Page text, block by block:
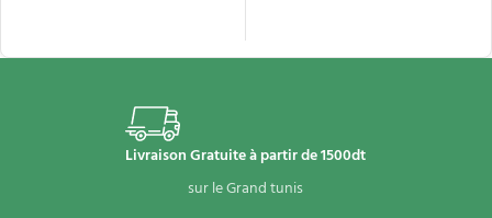
Livraison Gratuite à partir de 1500dt
sur le Grand tunis